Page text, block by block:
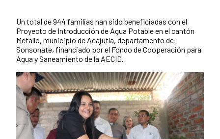
Un total de 944 familias han sido beneficiadas con el
Proyecto de Introducción de Agua Potable en el cantón
Metalío, municipio de Acajutla, departamento de
Sonsonate, financiado por el Fondo de Cooperación para
Agua y Saneamiento de la AECID.